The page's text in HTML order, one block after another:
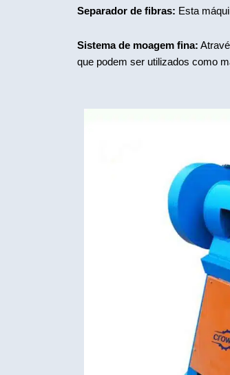
Separador de fibras: Esta
Sistema de moagem fina:
que podem ser utilizados como